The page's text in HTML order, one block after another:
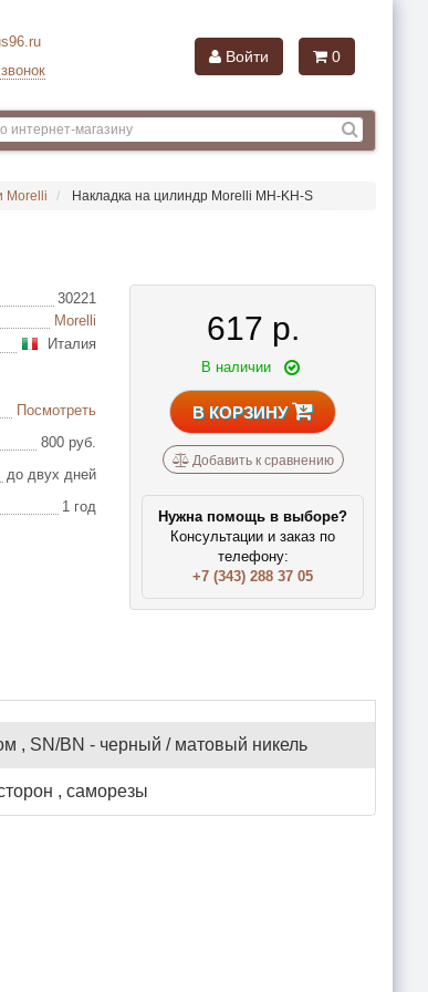
Войти 0
Morelli Накладка на цилиндр Morelli MH-KH-S
30221
Morelli
Италия
Посмотреть
800 руб.
до двух дней
1 год
617 р.
В наличии
В КОРЗИНУ
Добавить к сравнению
Нужна помощь в выборе?
Консультации и заказ по
телефону:
+7 (343) 288 37 05
, SN/BN - черный / матовый никель
, саморезы